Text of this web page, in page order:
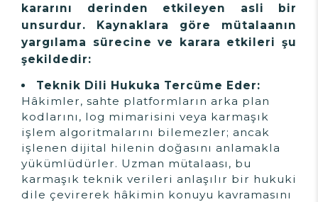
kararını derinden etkileyen asli bir
unsurdur. Kaynaklara göre mütalaanın
yargılama sürecine ve karara etkileri şu
şekildedir:
Teknik Dili Hukuka Tercüme Eder:
Hâkimler, sahte platformların arka plan
kodlarını, log mimarisini veya karmaşık
işlem algoritmalarını bilemezler; ancak
işlenen dijital hilenin doğasını anlamakla
yükümlüdürler. Uzman mütalaası, bu
karmaşık teknik verileri anlaşılır bir hukuki
dile çevirerek hâkimin konuyu kavramasını